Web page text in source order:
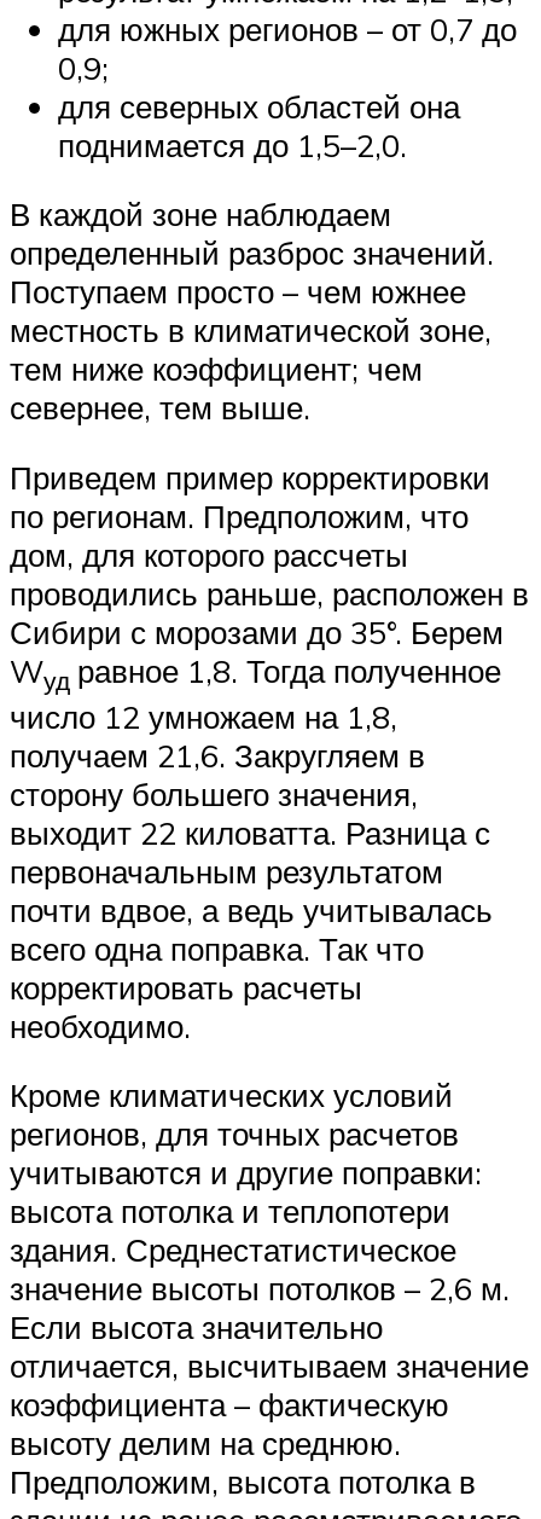
для южных регионов – от 0,7 до
0,9;
для северных областей она
поднимается до 1,5–2,0.
В каждой зоне наблюдаем
определенный разброс значений.
Поступаем просто – чем южнее
местность в климатической зоне,
тем ниже коэффициент; чем
севернее, тем выше.
Приведем пример корректировки
по регионам. Предположим, что
дом, для которого рассчеты
проводились раньше, расположен в
Сибири с морозами до 35°. Берем
Wуд равное 1,8. Тогда полученное
число 12 умножаем на 1,8,
получаем 21,6. Закругляем в
сторону большего значения,
выходит 22 киловатта. Разница с
первоначальным результатом
почти вдвое, а ведь учитывалась
всего одна поправка. Так что
корректировать расчеты
необходимо.
Кроме климатических условий
регионов, для точных расчетов
учитываются и другие поправки:
высота потолка и теплопотери
здания. Среднестатистическое
значение высоты потолков – 2,6 м.
Если высота значительно
отличается, высчитываем значение
коэффициента – фактическую
высоту делим на среднюю.
Предположим, высота потолка в